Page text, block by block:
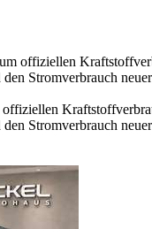
offiziellen
Stromverbrauch
Stromverbrauch